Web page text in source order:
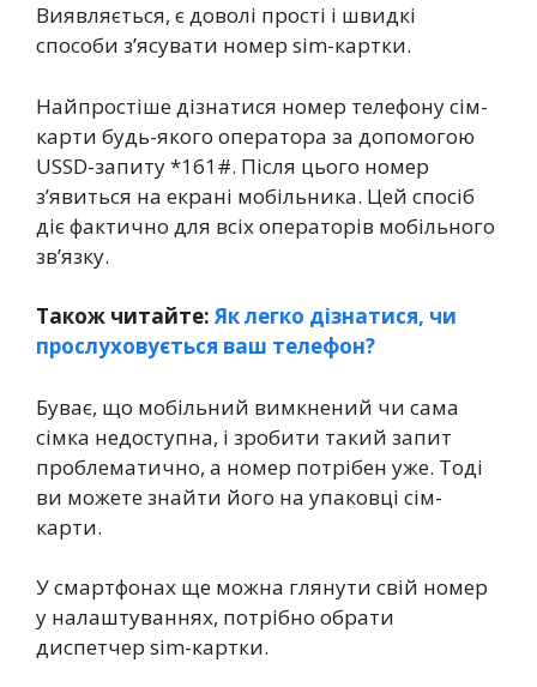
Виявляється, є доволі прості і швидкі
способи з’ясувати номер sim-картки.
Найпростіше дізнатися номер телефону сім-
карти будь-якого оператора за допомогою
USSD-запиту *161#. Після цього номер
з’явиться на екрані мобільника. Цей спосіб
діє фактично для всіх операторів мобільного
зв’язку.
Також читайте: Як легко дізнатися, чи
прослуховується ваш телефон?
Буває, що мобільний вимкнений чи сама
сімка недоступна, і зробити такий запит
проблематично, а номер потрібен уже. Тоді
ви можете знайти його на упаковці сім-
карти.
У смартфонах ще можна глянути свій номер
у налаштуваннях, потрібно обрати
диспетчер sim-картки.